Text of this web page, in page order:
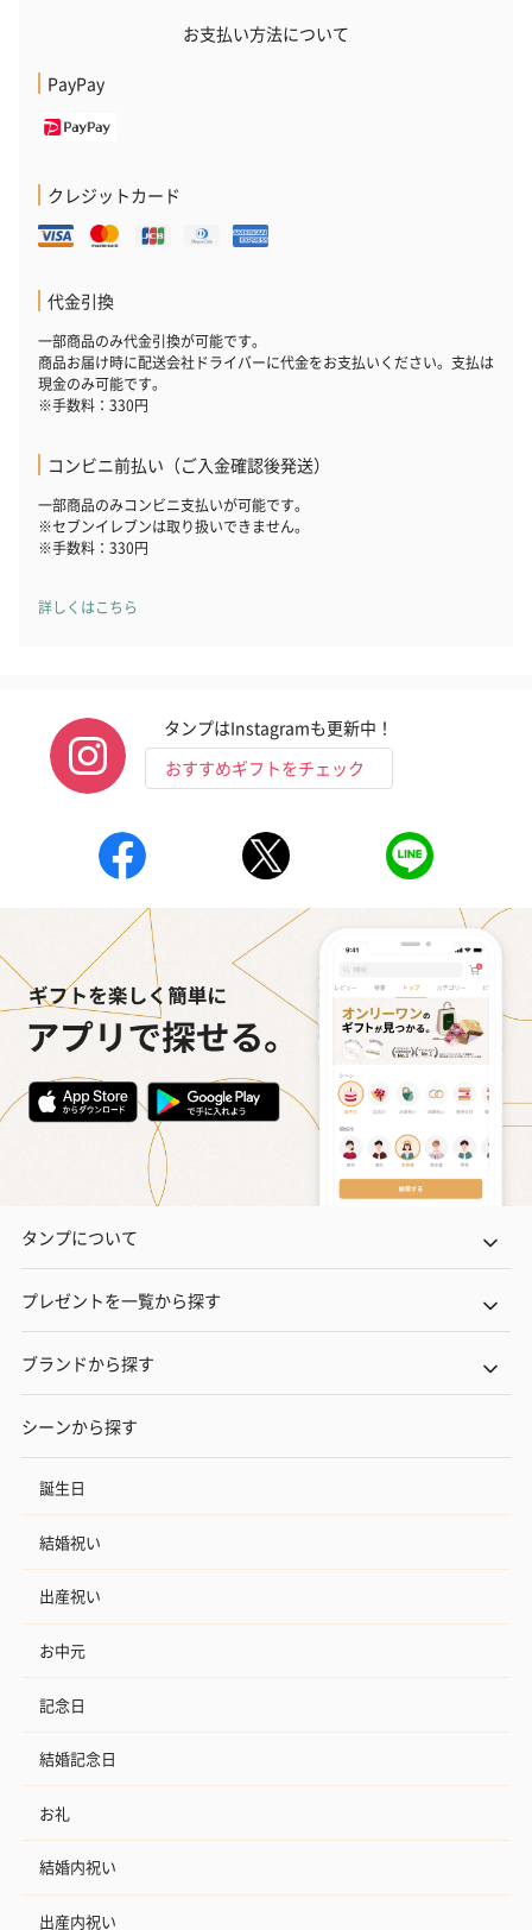
お支払い方法について
PayPay
クレジットカード
代金引換
一部商品のみ代金引換が可能です。
商品お届け時に配送会社ドライバーに代金をお支払いください。支払は
現金のみ可能です。
※手数料：330円
コンビニ前払い（ご入金確認後発送）
一部商品のみコンビニ支払いが可能です。
※セブンイレブンは取り扱いできません。
※手数料：330円
詳しくはこちら
タンプはInstagramも更新中！
おすすめギフトをチェック
タンプについて
プレゼントを一覧から探す
ブランドから探す
シーンから探す
誕生日
結婚祝い
出産祝い
お中元
記念日
結婚記念日
お礼
結婚内祝い
出産内祝い